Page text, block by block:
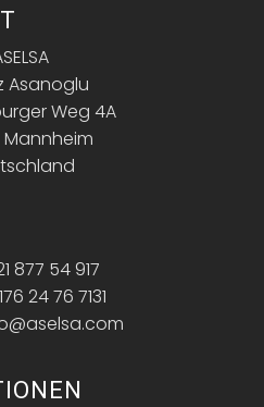
Asanoglu
Weg 4A
877 54 917
24 76 7131